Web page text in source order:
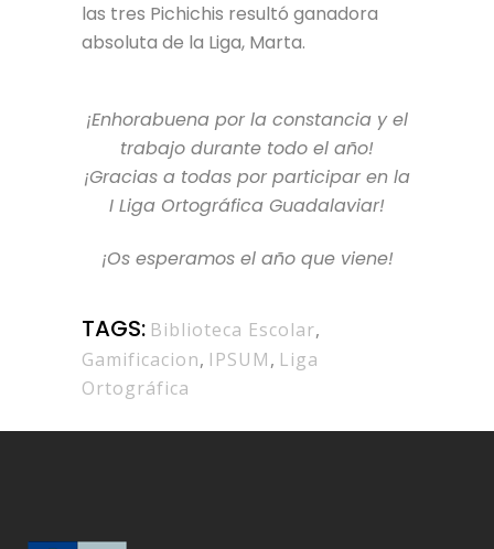
las tres Pichichis resultó ganadora
absoluta de la Liga, Marta.
¡Enhorabuena por la constancia y el
trabajo durante todo el año!
¡Gracias a todas por participar en la
I Liga Ortográfica Guadalaviar!
¡Os esperamos el año que viene!
TAGS: Biblioteca Escolar,
Gamificacion, IPSUM, Liga
Ortográfica